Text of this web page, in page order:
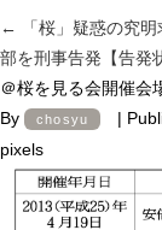
←
「桜」疑惑の究
部を刑事告発【告発
＠桜を見る会開催会
By
chosyu |
pixels